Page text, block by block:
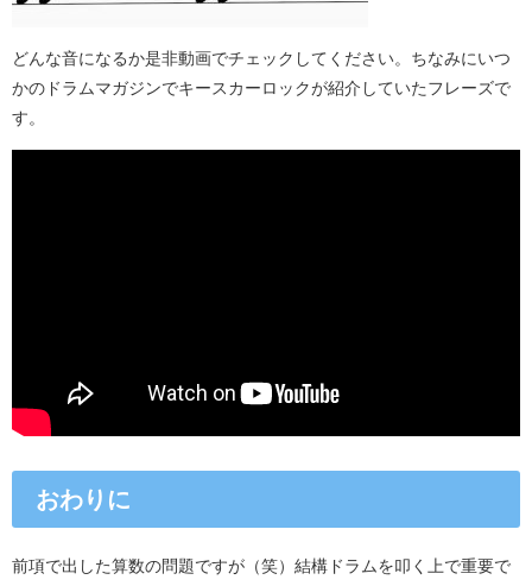
どんな音になるか是非動画でチェックしてください。ちなみにいつ
かのドラムマガジンでキースカーロックが紹介していたフレーズで
す。
おわりに
前項で出した算数の問題ですが（笑）結構ドラムを叩く上で重要で